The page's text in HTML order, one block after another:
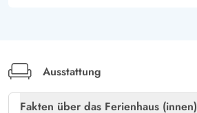
Ausstattung
Fakten über das Ferienhaus (innen)